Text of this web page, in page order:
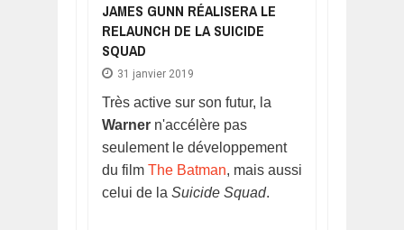
JAMES GUNN RÉALISERA LE
RELAUNCH DE LA SUICIDE
SQUAD
31 janvier 2019
Très active sur son futur, la
Warner n'accélère pas
seulement le développement
du film The Batman, mais aussi
celui de la Suicide Squad.